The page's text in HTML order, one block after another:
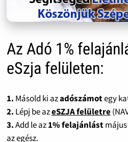
Az Adó 1%
eSzja felületen:
1. Másold ki azadószámotegy
2. Lépj be azeSZJA felületre
3.Add le az1% felajánlástmájus
az egész.